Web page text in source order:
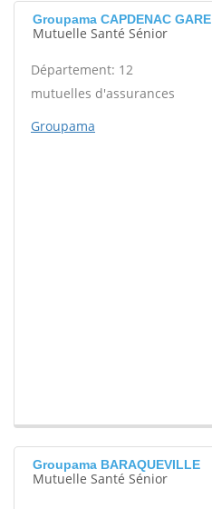
Groupama CAPDENAC GARE
Mutuelle Santé Sénior
Département: 12
mutuelles d'assurances
Groupama
Groupama BARAQUEVILLE
Mutuelle Santé Sénior